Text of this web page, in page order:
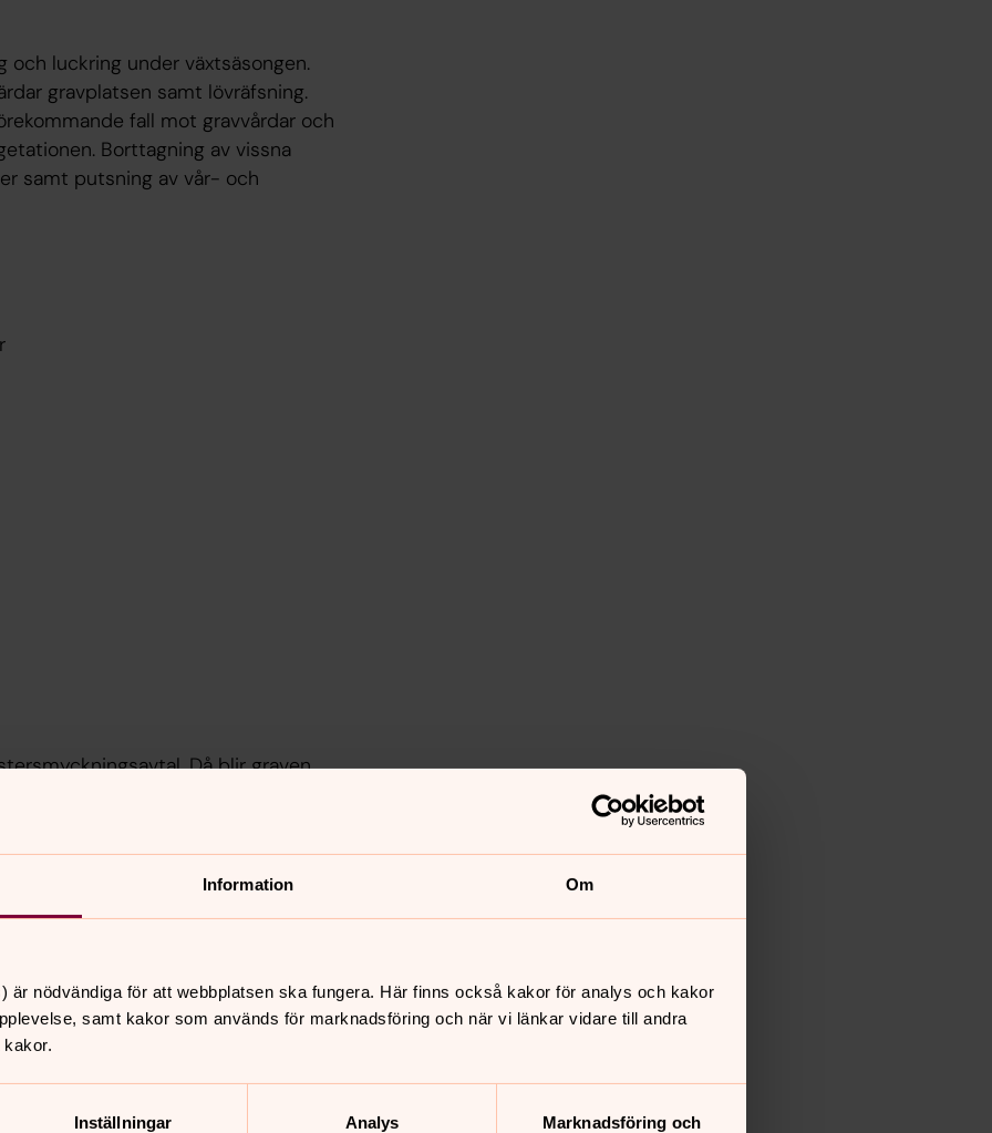
Information Om
är nödvändiga för att webbplatsen ska fungera. Här finns också kakor för analys och kakor
samt kakor som används för marknadsföring och när vi länkar vidare till andra
Inställningar Analys
Marknadsföring och
luckring under växtsäsongen.
gravplatsen samt lövräfsning.
fall mot gravvårdar och
Borttagning av vissna
samt putsning av vår- och
Då blir graven
plantering av påsklilja till påsk,
till advent. Blomstersmyckning
med en självvattnande
ifred från träd- och gräsrötter.
mycket bättre under torra perioder
och 1 stor.